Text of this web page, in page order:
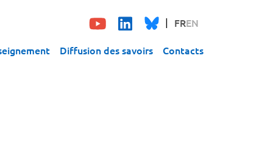
FREN
Diffusion des savoirs Contacts